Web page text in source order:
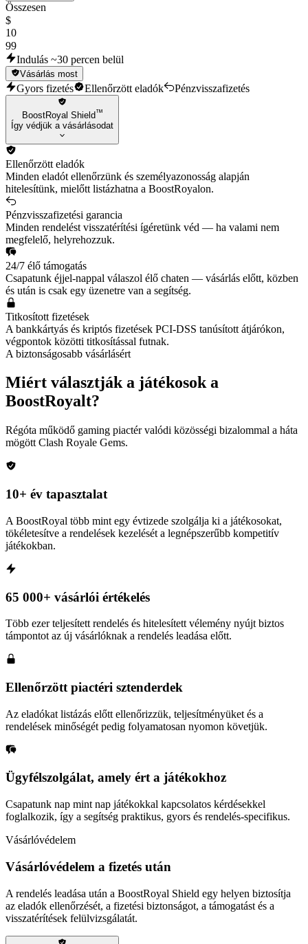
Összesen
$
10
99
Indulás ~30 percen belül
Vásárlás most
Gyors fizetés Ellenőrzött eladók Pénzvisszafizetés
BoostRoyal Shield™
Így védjük a vásárlásodat
Ellenőrzött eladók
Minden eladót ellenőrzünk és személyazonosság alapján
hitelesítünk, mielőtt listázhatna a BoostRoyalon.
Pénzvisszafizetési garancia
Minden rendelést visszatérítési ígéretünk véd — ha valami nem
megfelelő, helyrehozzuk.
24/7 élő támogatás
Csapatunk éjjel-nappal válaszol élő chaten — vásárlás előtt, közben
és után is csak egy üzenetre van a segítség.
Titkosított fizetések
A bankkártyás és kriptós fizetések PCI-DSS tanúsított átjárókon,
végpontok közötti titkosítással futnak.
A biztonságosabb vásárlásért
Miért választják a játékosok a
BoostRoyalt?
Régóta működő gaming piactér valódi közösségi bizalommal a háta
mögött Clash Royale Gems.
10+ év tapasztalat
A BoostRoyal több mint egy évtizede szolgálja ki a játékosokat,
tökéletesítve a rendelések kezelését a legnépszerűbb kompetitív
játékokban.
65 000+ vásárlói értékelés
Több ezer teljesített rendelés és hitelesített vélemény nyújt biztos
támpontot az új vásárlóknak a rendelés leadása előtt.
Ellenőrzött piactéri sztenderdek
Az eladókat listázás előtt ellenőrizzük, teljesítményüket és a
rendelések minőségét pedig folyamatosan nyomon követjük.
Ügyfélszolgálat, amely ért a játékokhoz
Csapatunk nap mint nap játékokkal kapcsolatos kérdésekkel
foglalkozik, így a segítség praktikus, gyors és rendelés-specifikus.
Vásárlóvédelem
Vásárlóvédelem a fizetés után
A rendelés leadása után a BoostRoyal Shield egy helyen biztosítja
az eladók ellenőrzését, a fizetési biztonságot, a támogatást és a
visszatérítések felülvizsgálatát.